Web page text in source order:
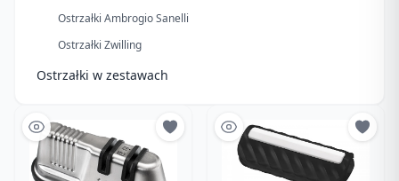
Ostrzałki Ambrogio Sanelli
Ostrzałki Zwilling
Ostrzałki w zestawach